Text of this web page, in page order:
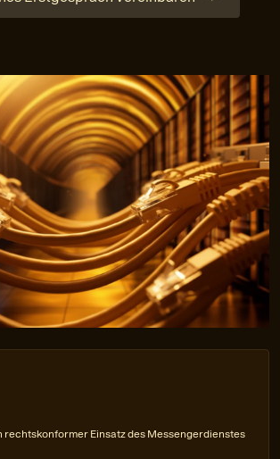
rechtskonformer Einsatz des Messengerdienstes